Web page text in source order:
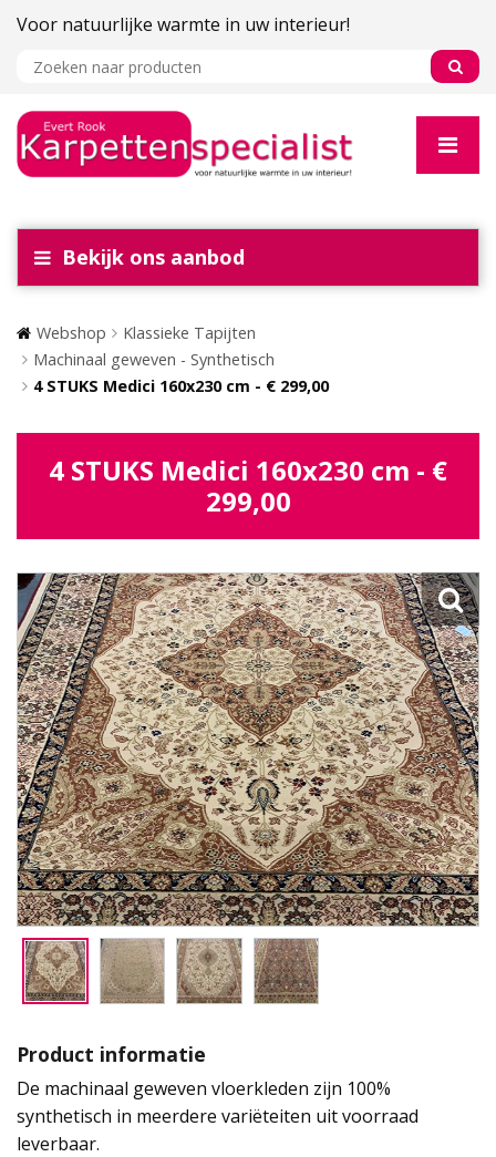
Voor natuurlijke warmte in uw interieur!
Bekijk ons aanbod
Webshop
Klassieke Tapijten
Machinaal geweven - Synthetisch
4 STUKS Medici 160x230 cm - € 299,00
4 STUKS Medici 160x230 cm - €
299,00
Product informatie
De machinaal geweven vloerkleden zijn 100%
synthetisch in meerdere variëteiten uit voorraad
leverbaar.